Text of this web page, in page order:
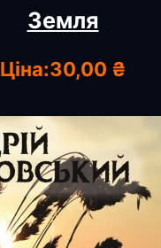
Земля
Ціна:30,00 ₴